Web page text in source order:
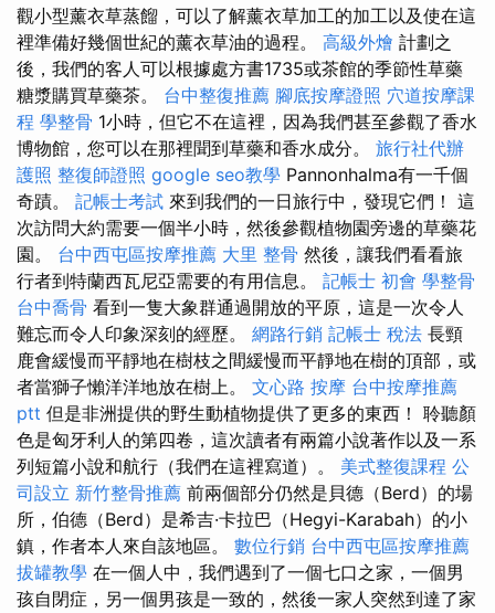
觀小型薰衣草蒸餾，可以了解薰衣草加工的加工以及使在這
裡準備好幾個世紀的薰衣草油的過程。 高級外燴 計劃之
後，我們的客人可以根據處方書1735或茶館的季節性草藥
糖漿購買草藥茶。 台中整復推薦 腳底按摩證照 穴道按摩課
程 學整骨 1小時，但它不在這裡，因為我們甚至參觀了香水
博物館，您可以在那裡聞到草藥和香水成分。 旅行社代辦
護照 整復師證照 google seo教學 Pannonhalma有一千個
奇蹟。 記帳士考試 來到我們的一日旅行中，發現它們！ 這
次訪問大約需要一個半小時，然後參觀植物園旁邊的草藥花
園。 台中西屯區按摩推薦 大里 整骨 然後，讓我們看看旅
行者到特蘭西瓦尼亞需要的有用信息。 記帳士 初會 學整骨
台中喬骨 看到一隻大象群通過開放的平原，這是一次令人
難忘而令人印象深刻的經歷。 網路行銷 記帳士 稅法 長頸
鹿會緩慢而平靜地在樹枝之間緩慢而平靜地在樹的頂部，或
者當獅子懶洋洋地放在樹上。 文心路 按摩 台中按摩推薦
ptt 但是非洲提供的野生動植物提供了更多的東西！ 聆聽顏
色是匈牙利人的第四卷，這次讀者有兩篇小說著作以及一系
列短篇小說和航行（我們在這裡寫道）。 美式整復課程 公
司設立 新竹整骨推薦 前兩個部分仍然是貝德（Berd）的場
所，伯德（Berd）是希吉·卡拉巴（Hegyi-Karabah）的小
鎮，作者本人來自該地區。 數位行銷 台中西屯區按摩推薦
拔罐教學 在一個人中，我們遇到了一個七口之家，一個男
孩自閉症，另一個男孩是一致的，然後一家人突然到達了家